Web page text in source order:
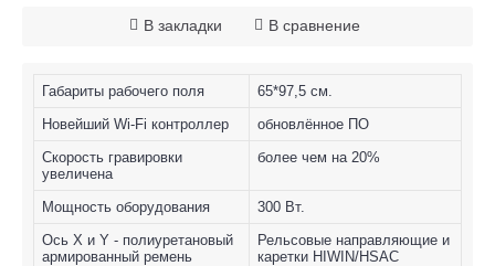
В закладки В сравнение
Габариты рабочего поля
65*97,5 см.
Новейший Wi-Fi контроллер
обновлённое ПО
Скорость гравировки
увеличена
более чем на 20%
Мощность оборудования
300 Вт.
Ось X и Y - полиуретановый
армированный ремень
Рельсовые направляющие и
каретки HIWIN/HSAC